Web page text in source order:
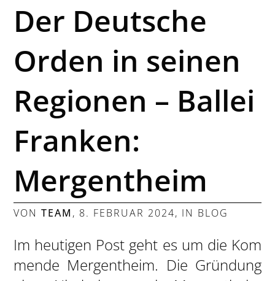
Der Deutsche
Orden in seinen
Regionen – Ballei
Franken:
Mergentheim
VONTEAM , 8. FEBRUAR 2024, IN BLOG
Im heutigen Post geht es um die Kom
mende Mergentheim. Die Gründung